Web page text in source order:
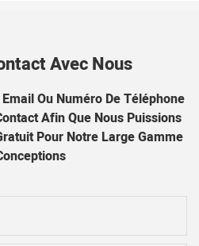
Avec Nous
Ou Numéro De Téléphone
Afin Que Nous Puissions
Pour Notre Large Gamme